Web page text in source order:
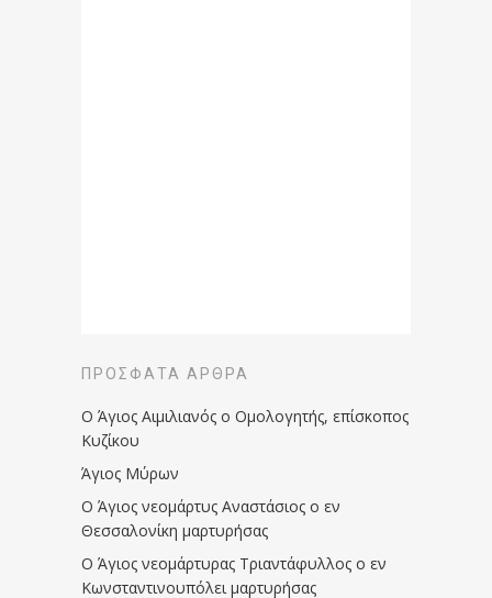
ΠΡΌΣΦΑΤΑ ΆΡΘΡΑ
Ο Άγιος Αιμιλιανός ο Ομολογητής, επίσκοπος
Κυζίκου
Άγιος Μύρων
Ο Άγιος νεομάρτυς Αναστάσιος ο εν
Θεσσαλονίκη μαρτυρήσας
Ο Άγιος νεομάρτυρας Τριαντάφυλλος ο εν
Κωνσταντινουπόλει μαρτυρήσας